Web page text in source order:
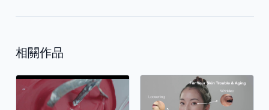
相關作品